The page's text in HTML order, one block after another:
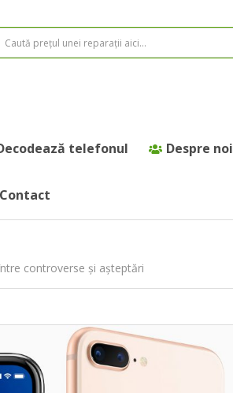
telefonul Despre noi
Contact
controverse și așteptări